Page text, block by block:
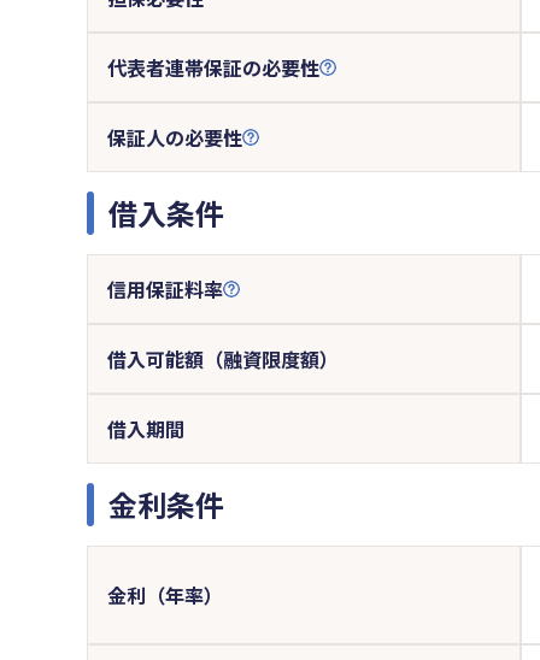
代表者連帯保証の必要性
保証人の必要性
借入条件
信用保証料率
借入可能額（融資限度額）
借入期間
金利条件
金利（年率）